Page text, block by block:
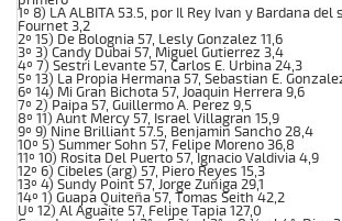
1º 8) LA ALBITA 53.5, por Il Rey Ivan y Bardana del
Fournet 3,2
2º 15) De Bolognia 57, Lesly Gonzalez 11,6
3º 3) Candy Dubai 57, Miguel Gutierrez 3,4
4º 7) Sestri Levante 57, Carlos E. Urbina 24,3
5º 13) La Propia Hermana 57, Sebastian E.
6º 14) Mi Gran Bichota 57, Joaquin Herrera 9,6
7º 2) Paipa 57, Guillermo A. Perez 9,5
8º 11) Aunt Mercy 57, Israel Villagran 15,9
9º 9) Nine Brilliant 57.5, Benjamin Sancho 28,4
10º 5) Summer Sohn 57, Felipe Moreno 36,8
11º 10) Rosita Del Puerto 57, Ignacio Valdivia 4,9
12º 6) Cibeles (arg) 57, Piero Reyes 15,3
13º 4) Sundy Point 57, Jorge Zuñiga 29,1
14º 1) Guapa Quiteña 57, Tomas Seith 42,2
Uº 12) Al Aguaite 57, Felipe Tapia 127,0